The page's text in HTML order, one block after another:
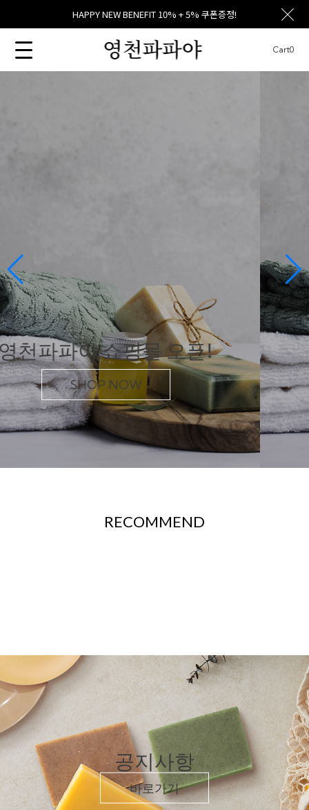
HAPPY NEW BENEFIT 10% + 5% 쿠폰증정!
Cart0
영천파파야 쇼핑몰 오픈!
SHOP NOW
RECOMMEND
공지사항
바로가기